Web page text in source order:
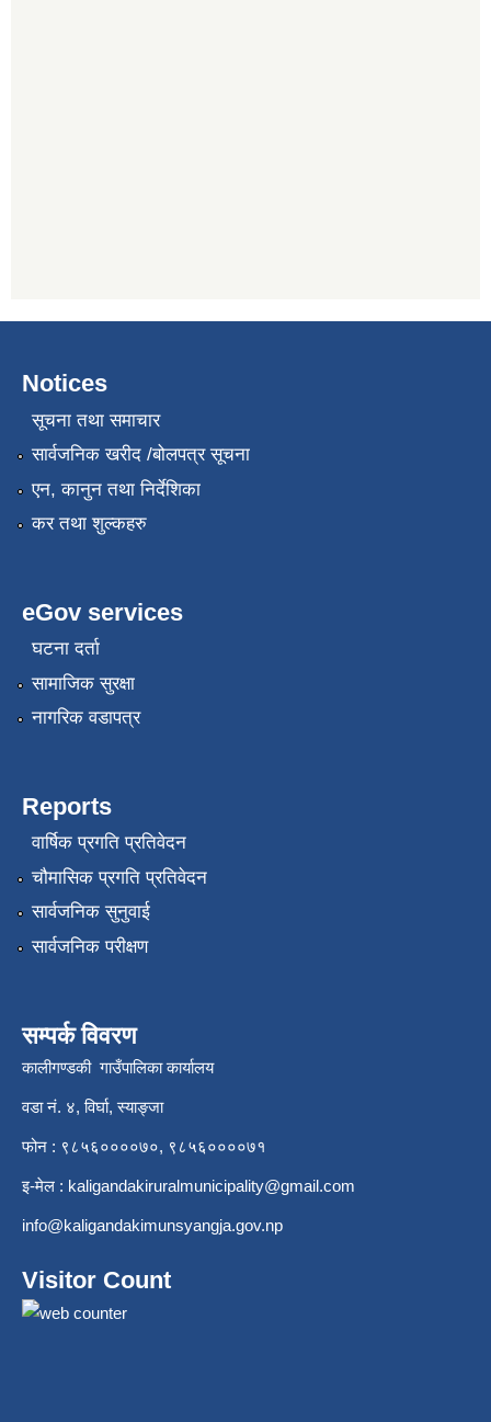
Notices
सूचना तथा समाचार
सार्वजनिक खरीद /बोलपत्र सूचना
एन, कानुन तथा निर्देशिका
कर तथा शुल्कहरु
eGov services
घटना दर्ता
सामाजिक सुरक्षा
नागरिक वडापत्र
Reports
वार्षिक प्रगति प्रतिवेदन
चौमासिक प्रगति प्रतिवेदन
सार्वजनिक सुनुवाई
सार्वजनिक परीक्षण
सम्पर्क विवरण
कालीगण्डकी गाउँपालिका कार्यालय
वडा नं. ४, विर्घा, स्याङ्जा
फोन : ९८५६००००७०, ९८५६००००७१
इ-मेल : kaligandakiruralmunicipality@gmail.com
info@kaligandakimunsyangja.gov.np
Visitor Count